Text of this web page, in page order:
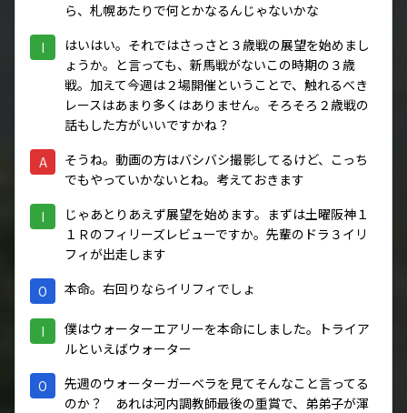
ら、札幌あたりで何とかなるんじゃないかな
I
はいはい。それではさっさと３歳戦の展望を始めまし
ょうか。と言っても、新馬戦がないこの時期の３歳
戦。加えて今週は２場開催ということで、触れるべき
レースはあまり多くはありません。そろそろ２歳戦の
話もした方がいいですかね？
A
そうね。動画の方はバシバシ撮影してるけど、こっち
でもやっていかないとね。考えておきます
I
じゃあとりあえず展望を始めます。まずは土曜阪神１
１Ｒのフィリーズレビューですか。先輩のドラ３イリ
フィが出走します
O 本命。右回りならイリフィでしょ
I
僕はウォーターエアリーを本命にしました。トライア
ルといえばウォーター
O
先週のウォーターガーベラを見てそんなこと言ってる
のか？ あれは河内調教師最後の重賞で、弟弟子が渾